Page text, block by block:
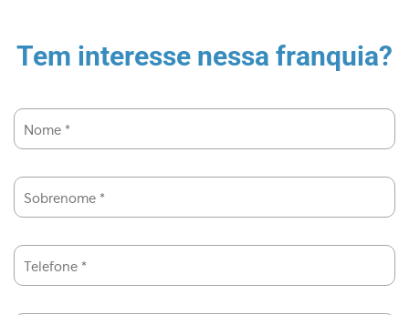
Tem interesse nessa franquia?